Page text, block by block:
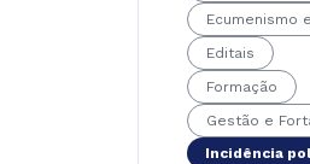
Ecumenismo
Editais
Formação
Gestão e
Incidência